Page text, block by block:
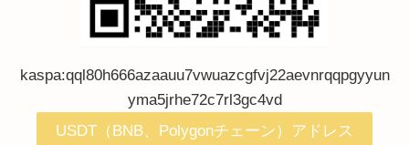
kaspa:qql80h666azaauu7vwuazcgfvj22aevnrqqpgyyun
yma5jrhe72c7rl3gc4vd
USDT（BNB、Polygonチェーン）アドレス